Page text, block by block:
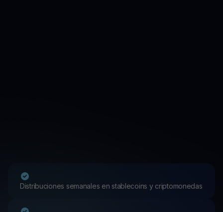
Distribuciones semanales en stablecoins y criptomonedas